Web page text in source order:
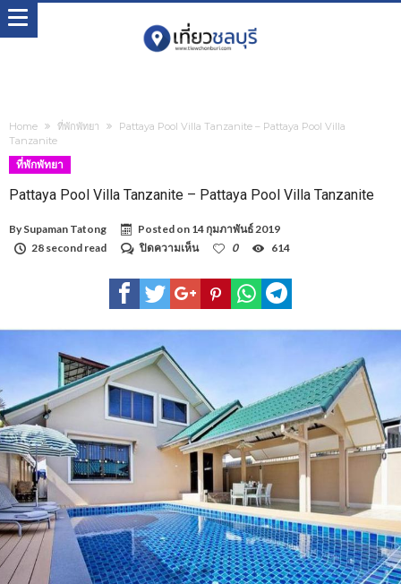
Home ที่พักพัทยา
Pattaya Pool Villa Tanzanite – Pattaya Pool Villa
Tanzanite
ที่พักพัทยา
Pattaya Pool Villa Tanzanite – Pattaya Pool Villa Tanzanite
By Supaman Tatong Posted on 14 กุมภาพันธ์ 2019
28 second read
ปิดความเห็นบน
Pool
Villa
Tanzanite
Pattaya
0 614